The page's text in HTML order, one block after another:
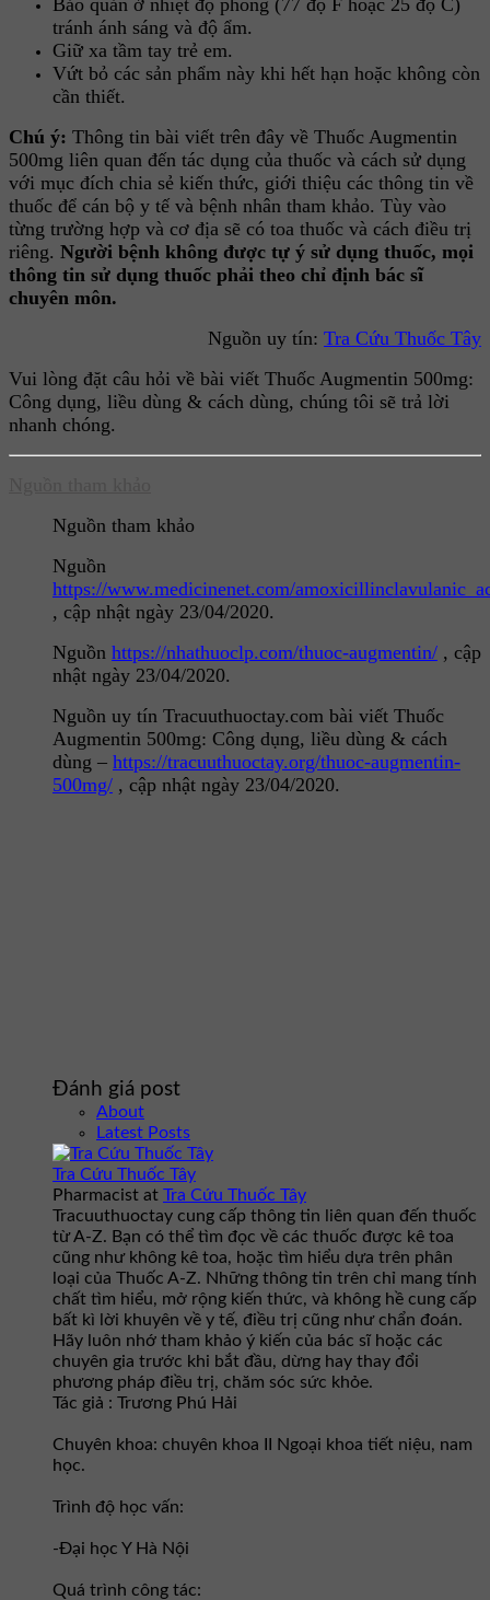
tránh ánh sáng và độ ẩm.
Giữ xa tầm tay trẻ em.
Vứt bỏ các sản phẩm này khi hết hạn hoặc không còn
cần thiết.
Chú ý: Thông tin bài viết trên đây về Thuốc Augmentin
500mg liên quan đến tác dụng của thuốc và cách sử dụng
với mục đích chia sẻ kiến thức, giới thiệu các thông tin về
thuốc để cán bộ y tế và bệnh nhân tham khảo. Tùy vào
từng trường hợp và cơ địa sẽ có toa thuốc và cách điều trị
riêng. Người bệnh không được tự ý sử dụng thuốc, mọi
thông tin sử dụng thuốc phải theo chỉ định bác sĩ
chuyên môn.
Nguồn uy tín: Tra Cứu Thuốc Tây
Vui lòng đặt câu hỏi về bài viết Thuốc Augmentin 500mg:
Công dụng, liều dùng & cách dùng, chúng tôi sẽ trả lời
nhanh chóng.
Nguồn tham khảo
Nguồn
https://www.medicinenet.com/
, cập nhật ngày 23/04/2020.
Nguồn https://nhathuoclp.com/thuoc-augmentin/ , cập
nhật ngày 23/04/2020.
Nguồn uy tín Tracuuthuoctay.com bài viết Thuốc
Augmentin 500mg: Công dụng, liều dùng & cách
dùng – https://tracuuthuoctay.org/thuoc-augmentin-
500mg/ , cập nhật ngày 23/04/2020.
Đánh giá post
About
Latest Posts
Tra Cứu Thuốc Tây
Pharmacist at Tra Cứu Thuốc Tây
Tracuuthuoctay cung cấp thông tin liên quan đến thuốc
từ A-Z. Bạn có thể tìm đọc về các thuốc được kê toa
cũng như không kê toa, hoặc tìm hiểu dựa trên phân
loại của Thuốc A-Z. Những thông tin trên chỉ mang tính
chất tìm hiểu, mở rộng kiến thức, và không hề cung cấp
bất kì lời khuyên về y tế, điều trị cũng như chẩn đoán.
Hãy luôn nhớ tham khảo ý kiến của bác sĩ hoặc các
chuyên gia trước khi bắt đầu, dừng hay thay đổi
phương pháp điều trị, chăm sóc sức khỏe.
Tác giả : Trương Phú Hải
Chuyên khoa: chuyên khoa II Ngoại khoa tiết niệu, nam
học.
Trình độ học vấn:
-Đại học Y Hà Nội
Quá trình công tác: